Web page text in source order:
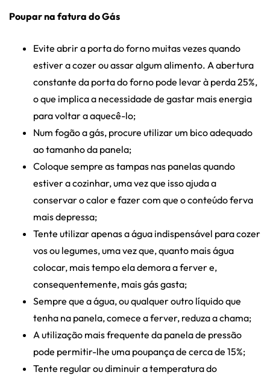
Poupar na fatura do Gás
Evite abrir a porta do forno muitas vezes quando
estiver a cozer ou assar algum alimento. A abertura
constante da porta do forno pode levar à perda 25%,
o que implica a necessidade de gastar mais energia
para voltar a aquecê-lo;
Num fogão a gás, procure utilizar um bico adequado
ao tamanho da panela;
Coloque sempre as tampas nas panelas quando
estiver a cozinhar, uma vez que isso ajuda a
conservar o calor e fazer com que o conteúdo ferva
mais depressa;
Tente utilizar apenas a água indispensável para cozer
vos ou legumes, uma vez que, quanto mais água
colocar, mais tempo ela demora a ferver e,
consequentemente, mais gás gasta;
Sempre que a água, ou qualquer outro líquido que
tenha na panela, comece a ferver, reduza a chama;
A utilização mais frequente da panela de pressão
pode permitir-lhe uma poupança de cerca de 15%;
Tente regular ou diminuir a temperatura do